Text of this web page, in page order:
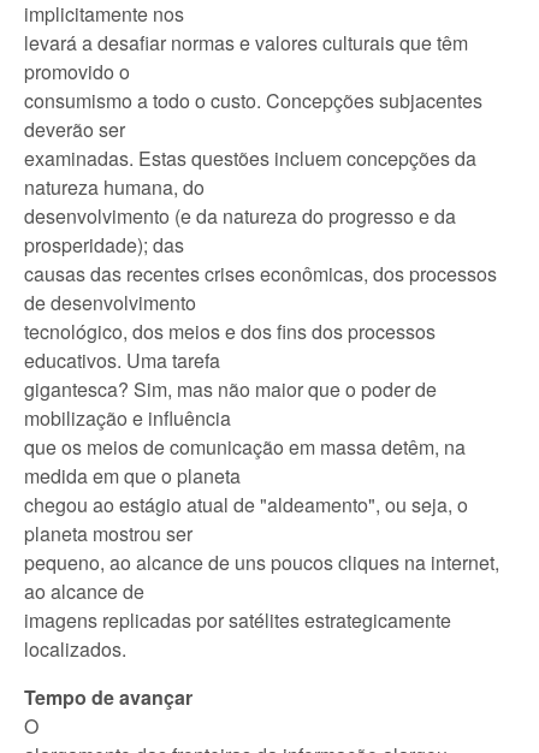
implicitamente nos
levará a desafiar normas e valores culturais que têm
promovido o
consumismo a todo o custo. Concepções subjacentes
deverão ser
examinadas. Estas questões incluem concepções da
natureza humana, do
desenvolvimento (e da natureza do progresso e da
prosperidade); das
causas das recentes crises econômicas, dos processos
de desenvolvimento
tecnológico, dos meios e dos fins dos processos
educativos. Uma tarefa
gigantesca? Sim, mas não maior que o poder de
mobilização e influência
que os meios de comunicação em massa detêm, na
medida em que o planeta
chegou ao estágio atual de "aldeamento", ou seja, o
planeta mostrou ser
pequeno, ao alcance de uns poucos cliques na internet,
ao alcance de
imagens replicadas por satélites estrategicamente
localizados.
Tempo de avançar
O